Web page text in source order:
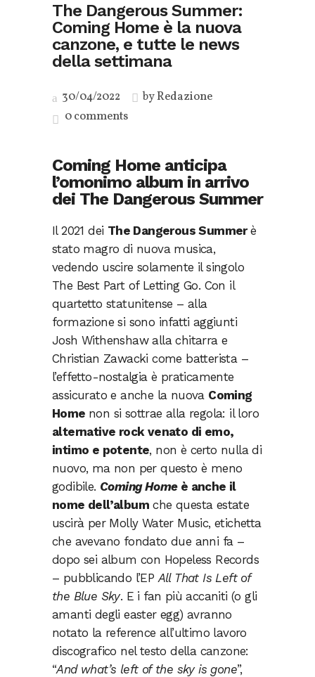
The Dangerous Summer:
Coming Home è la nuova
canzone, e tutte le news
della settimana
30/04/2022 byRedazione
0 comments
Coming Home anticipa
l’omonimo album in arrivo
dei The Dangerous Summer
Il 2021 dei The Dangerous Summerè
stato magro di nuova musica,
vedendo uscire solamente il singolo
The Best Part of Letting Go. Con il
quartetto statunitense – alla
formazione si sono infatti aggiunti
Josh Withenshaw alla chitarra e
Christian Zawacki come batterista –
l’effetto-nostalgia è praticamente
assicurato e anche la nuova Coming
Home non si sottrae alla regola: il loro
alternative rock venato di emo,
intimo e potente, non è certo nulla di
nuovo, ma non per questo è meno
godibile. Coming Home è anche il
nome dell’album che questa estate
uscirà per Molly Water Music, etichetta
che avevano fondato due anni fa –
dopo sei album con Hopeless Records
– pubblicando l’EPAll That Is Left of
the Blue Sky. E i fan più accaniti (o gli
amanti degli easter egg) avranno
notato la reference all’ultimo lavoro
discografico nel testo della canzone:
“And what’s left of the sky is gone”,